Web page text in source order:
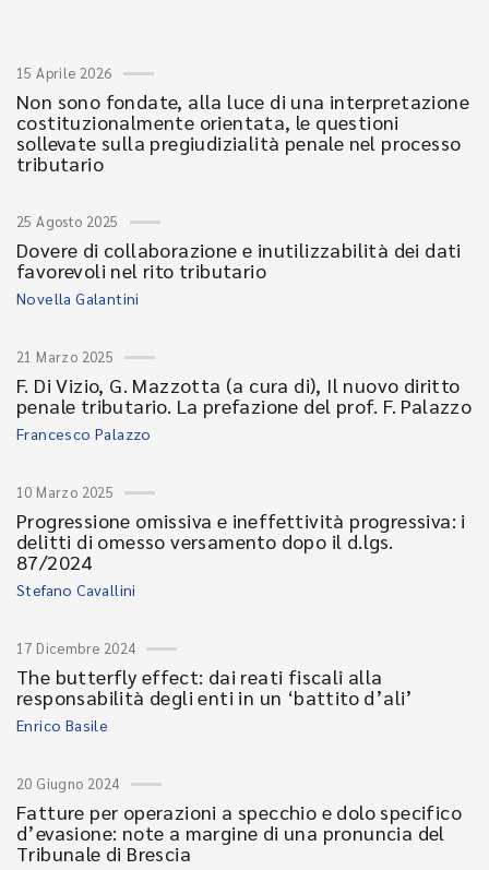
15 Aprile 2026
Non sono fondate, alla luce di una interpretazione
costituzionalmente orientata, le questioni
sollevate sulla pregiudizialità penale nel processo
tributario
25 Agosto 2025
Dovere di collaborazione e inutilizzabilità dei dati
favorevoli nel rito tributario
Novella Galantini
21 Marzo 2025
F. Di Vizio, G. Mazzotta (a cura di), Il nuovo diritto
penale tributario. La prefazione del prof. F. Palazzo
Francesco Palazzo
10 Marzo 2025
Progressione omissiva e ineffettività progressiva: i
delitti di omesso versamento dopo il d.lgs.
87/2024
Stefano Cavallini
17 Dicembre 2024
The butterfly effect: dai reati fiscali alla
responsabilità degli enti in un ‘battito d’ali’
Enrico Basile
20 Giugno 2024
Fatture per operazioni a specchio e dolo specifico
d’evasione: note a margine di una pronuncia del
Tribunale di Brescia